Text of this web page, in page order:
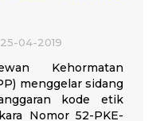
25-04-2019
Kehormatan
menggelar sidang
kode etik
Nomor 52-PKE-